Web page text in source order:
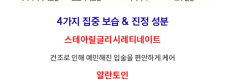
4가지 집중 보습 & 진정 성분
스테아릴글리시레티네이트
건조로 인해 예민해진 입술을 편안하게 케어
알란토인